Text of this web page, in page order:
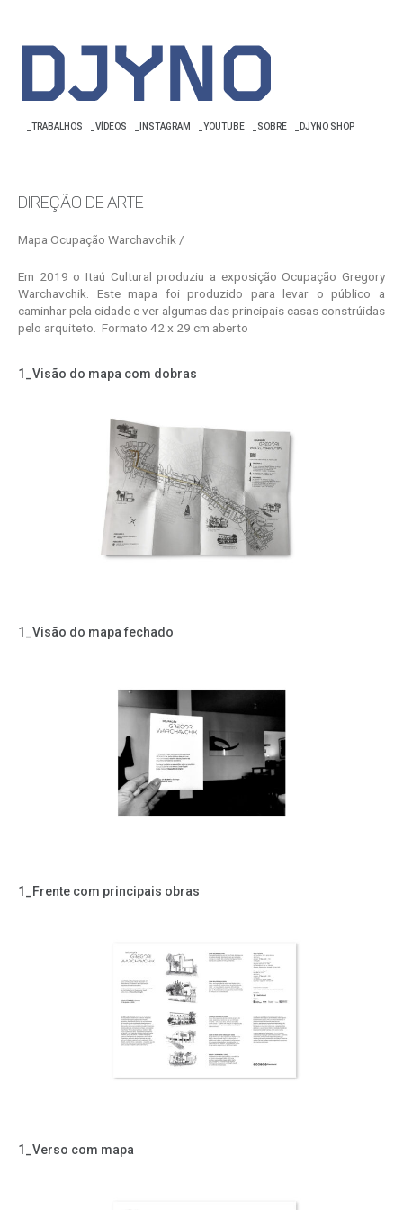
_TRABALHOS _VÍDEOS _INSTAGRAM _YOUTUBE _SOBRE _DJYNO SHOP
DIREÇÃO DE ARTE
Mapa Ocupação Warchavchik /
Em 2019 o Itaú Cultural produziu a exposição Ocupação Gregory
Warchavchik. Este mapa foi produzido para levar o público a
caminhar pela cidade e ver algumas das principais casas constrúidas
pelo arquiteto. Formato 42 x 29 cm aberto
1_Visão do mapa com dobras
1_Visão do mapa fechado
1_Frente com principais obras
1_Verso com mapa